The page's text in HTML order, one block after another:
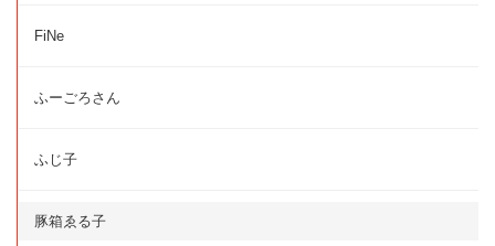
FiNe
ふーごろさん
ふじ子
豚箱ゑる子